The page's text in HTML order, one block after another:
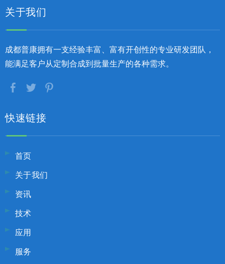
关于我们
成都普康拥有一支经验丰富、富有开创性的专业研发团队，
能满足客户从定制合成到批量生产的各种需求。
快速链接
首页
关于我们
资讯
技术
应用
服务